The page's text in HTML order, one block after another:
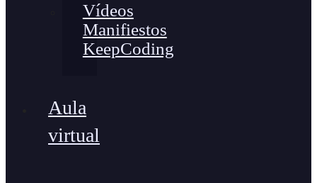
Vídeos
Manifiestos
KeepCoding
Aula
virtual